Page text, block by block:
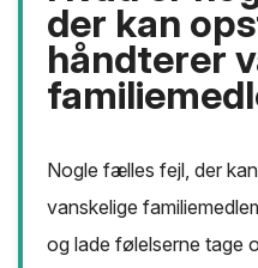
der kan
håndterer
Nogle fælles fejl, der
vanskelige
og lade følelserne tage